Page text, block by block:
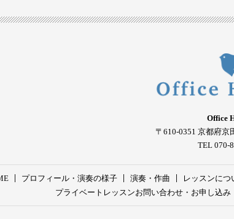
Office
〒610-0351 京都府京
TEL 070-
プロフィール・演奏の様子 演奏・作曲 レッスンにつ
プライベートレッスンお問い合わせ・お申し込み